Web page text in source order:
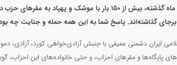
اما طی سه ماه گذشته، بیش از ۱۵۰ بار با موشک و
گذاشته‌اند. پاسخ شما به این همه حمله و جنایت چه
ایران دشمنی عمیقی با جنبش آزادی‌خواهی کورد، آزادی،